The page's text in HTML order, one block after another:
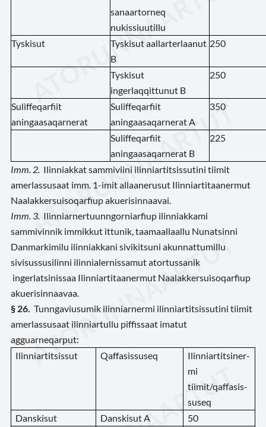
sanaartorneq
nukissiuutillu
Tyskisut
Tyskisut aallarterlaanut
B
250
Tyskisut
ingerlaqqittunut B
250
Suliffeqarfiit
aningaasaqarnerat
Suliffeqarfiit
aningaasaqarnerat A
350
Suliffeqarfiit
aningaasaqarnerat B
225
Imm. 2. Ilinniakkat sammiviini ilinniartitsissutini tiimit
amerlassusaat imm. 1-imit allaanerusut Ilinniartitaanermut
Naalakkersuisoqarfiup akuerisinnaavai.
Imm. 3. Ilinniarnertuunngorniarfiup ilinniakkami
sammivinnik immikkut ittunik, taamaallaallu Nunatsinni
Danmarkimilu ilinniakkani sivikitsuni akunnattumillu
sivisussusilinni ilinnialernissamut atortussanik
ingerlatsinissaa Ilinniartitaanermut Naalakkersuisoqarfiup
akuerisinnaavaa.
§ 26. Tunngaviusumik ilinniarnermi ilinniartitsissutini tiimit
amerlassusaat ilinniartullu piffissaat imatut
agguarneqarput:
Ilinniartitsissut
Qaffasissuseq
Ilinniartitsiner-
mi
tiimit/qaffasis-
suseq
Danskisut
Danskisut A
50